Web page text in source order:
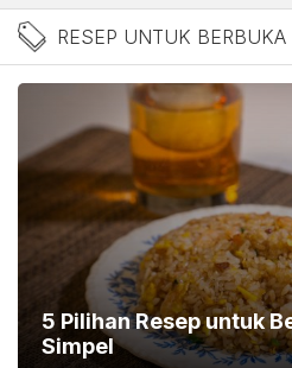
Berita Resep
RESEP UNTUK BERBUKA
5 Pilihan Resep untuk
Simpel